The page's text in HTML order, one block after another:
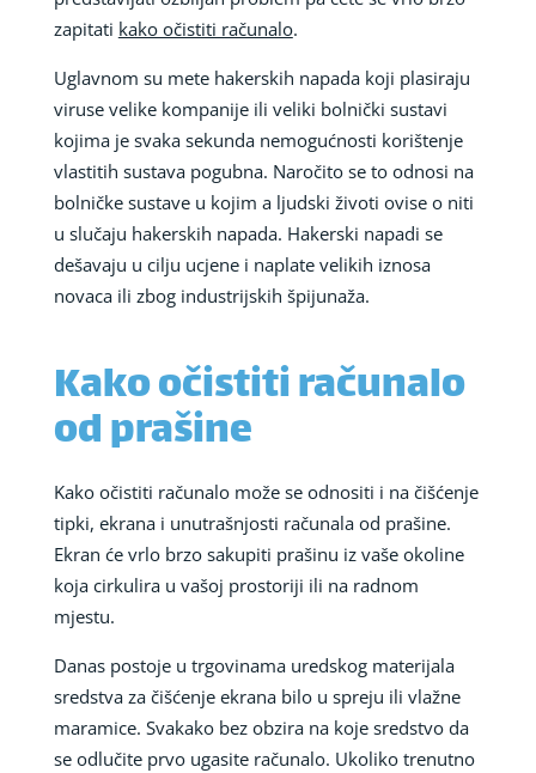
zapitati kako očistiti računalo.
Uglavnom su mete hakerskih napada koji plasiraju
viruse velike kompanije ili veliki bolnički sustavi
kojima je svaka sekunda nemogućnosti korištenje
vlastitih sustava pogubna. Naročito se to odnosi na
bolničke sustave u kojim a ljudski životi ovise o niti
u slučaju hakerskih napada. Hakerski napadi se
dešavaju u cilju ucjene i naplate velikih iznosa
novaca ili zbog industrijskih špijunaža.
Kako očistiti računalo
od prašine
Kako očistiti računalo može se odnositi i na čišćenje
tipki, ekrana i unutrašnjosti računala od prašine.
Ekran će vrlo brzo sakupiti prašinu iz vaše okoline
koja cirkulira u vašoj prostoriji ili na radnom
mjestu.
Danas postoje u trgovinama uredskog materijala
sredstva za čišćenje ekrana bilo u spreju ili vlažne
maramice. Svakako bez obzira na koje sredstvo da
se odlučite prvo ugasite računalo. Ukoliko trenutno